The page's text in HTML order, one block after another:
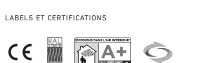
LABELS ET CERTIFICATIONS